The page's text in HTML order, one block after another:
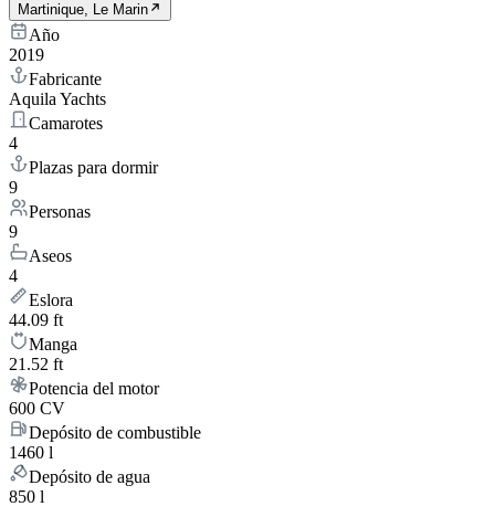
Martinique, Le Marin
Año
2019
Fabricante
Aquila Yachts
Camarotes
4
Plazas para dormir
9
Personas
9
Aseos
4
Eslora
44.09 ft
Manga
21.52 ft
Potencia del motor
600 CV
Depósito de combustible
1460 l
Depósito de agua
850 l